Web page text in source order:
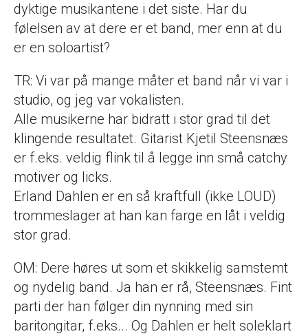
dyktige musikantene i det siste. Har du
følelsen av at dere er et band, mer enn at du
er en soloartist?
TR: Vi var på mange måter et band når vi var i
studio, og jeg var vokalisten.
Alle musikerne har bidratt i stor grad til det
klingende resultatet. Gitarist Kjetil Steensnæs
er f.eks. veldig flink til å legge inn små catchy
motiver og licks.
Erland Dahlen er en så kraftfull (ikke LOUD)
trommeslager at han kan farge en låt i veldig
stor grad.
OM: Dere høres ut som et skikkelig samstemt
og nydelig band. Ja han er rå, Steensnæs. Fint
parti der han følger din nynning med sin
baritongitar, f.eks... Og Dahlen er helt soleklart